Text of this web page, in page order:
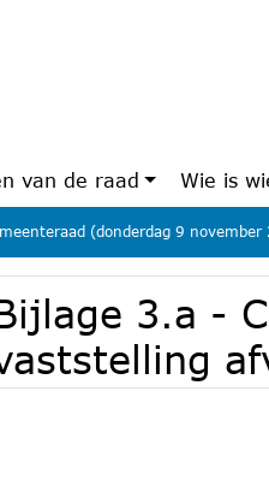
van de raad Wie is
(donderdag 9 november
3.a -